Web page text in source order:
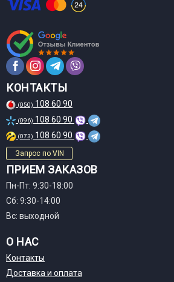
КОНТАКТЫ
(050) 108 60 90
(096) 108 60 90
(073) 108 60 90
Запрос по VIN
ПРИЕМ ЗАКАЗОВ
Пн-Пт: 9:30-18:00
Сб: 9:30-14:00
Вс: выходной
О НАС
Контакты
Доставка и оплата